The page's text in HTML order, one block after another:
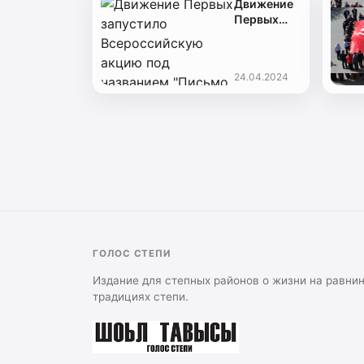
Движение
Первых
названием
24.04.2024
ГОЛОС СТЕПИ
Издание для степных районов о жизни на
традициях степи.